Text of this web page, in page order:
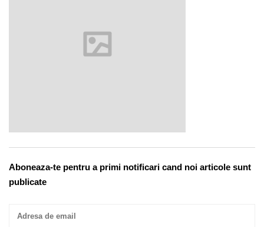
Aboneaza-te pentru a primi notificari cand noi articole sunt
publicate